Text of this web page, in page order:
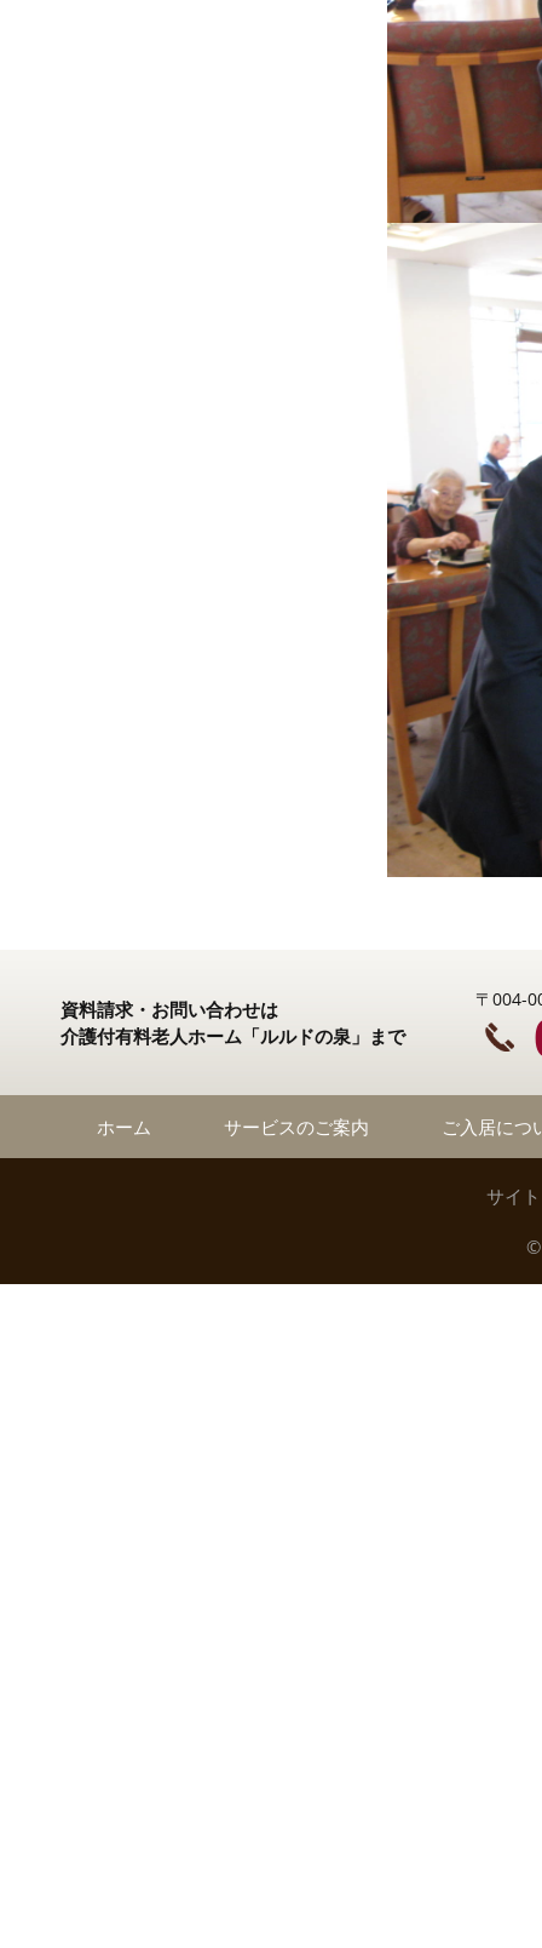
資料請求・お問い合わせは
介護付有料老人ホーム「ルルドの泉」まで
〒004-
ホーム サービスのご案内 ご入居につ
サイ
©